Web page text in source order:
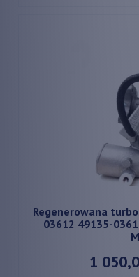
Regenerowana
03612 49135-
1